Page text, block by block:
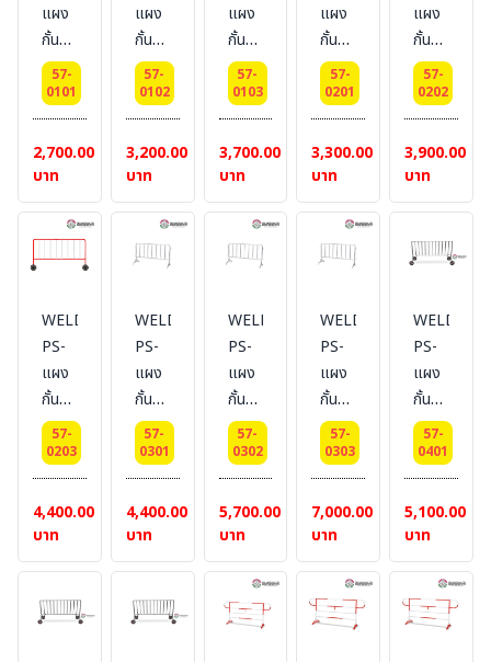
แผง
กั้น
จราจร
ยาว
1
เมตร
ไม่มี
ล้อ
57-
0101
2,700.00
บาท
แผง
กั้น
จราจร
ขนาด
1.5
เมตร
แบบ
ไม่มี
57-
0102
3,200.00
บาท
แผง
กั้น
จราจร
ยาว
2
เมตร
ไม่มี
ล้อ
57-
0103
3,700.00
บาท
แผง
กั้น
จราจร
แบบ
มีล้อ
ยาว
1
เมตร
57-
0201
3,300.00
บาท
แผง
กั้น
จราจร
แบบ
มีล้อ
ยาว
1.5
เมตร
57-
0202
3,900.00
บาท
WELDING-
PS-
แผง
กั้น
จราจร
แบบ
มีล้อ
ยาว
2
เมตร
57-
0203
4,400.00
บาท
WELDING-
PS-
แผง
กั้น
จราจร
ส
แตน
เลส
ยาว
1
แบบ
57-
0301
4,400.00
บาท
WELDING-
PS-
แผง
กั้น
จราจร
ส
แตน
เลส
ยาว
1.5
เมตร
แบบ
57-
0302
5,700.00
บาท
WELDING-
PS-
แผง
กั้น
จราจร
ส
แตน
เลส
ยาว
2
เมตร
แบบ
57-
0303
7,000.00
บาท
WELDING-
PS-
แผง
กั้น
จราจร
ส
แตน
เลส
ยาว
1
เมตร
แบบ
57-
0401
5,100.00
บาท